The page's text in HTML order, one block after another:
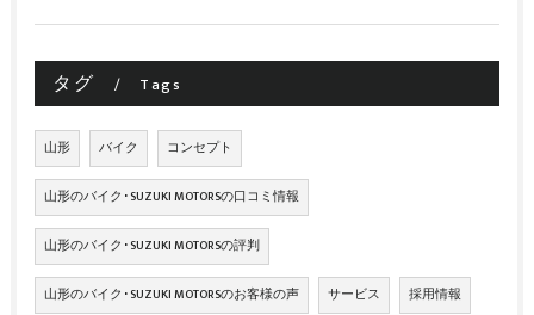
タグ Tags
山形 バイク コンセプト
山形のバイク･SUZUKI MOTORSの口コミ情報
山形のバイク･SUZUKI MOTORSの評判
山形のバイク･SUZUKI MOTORSのお客様の声 サービス 採用情報